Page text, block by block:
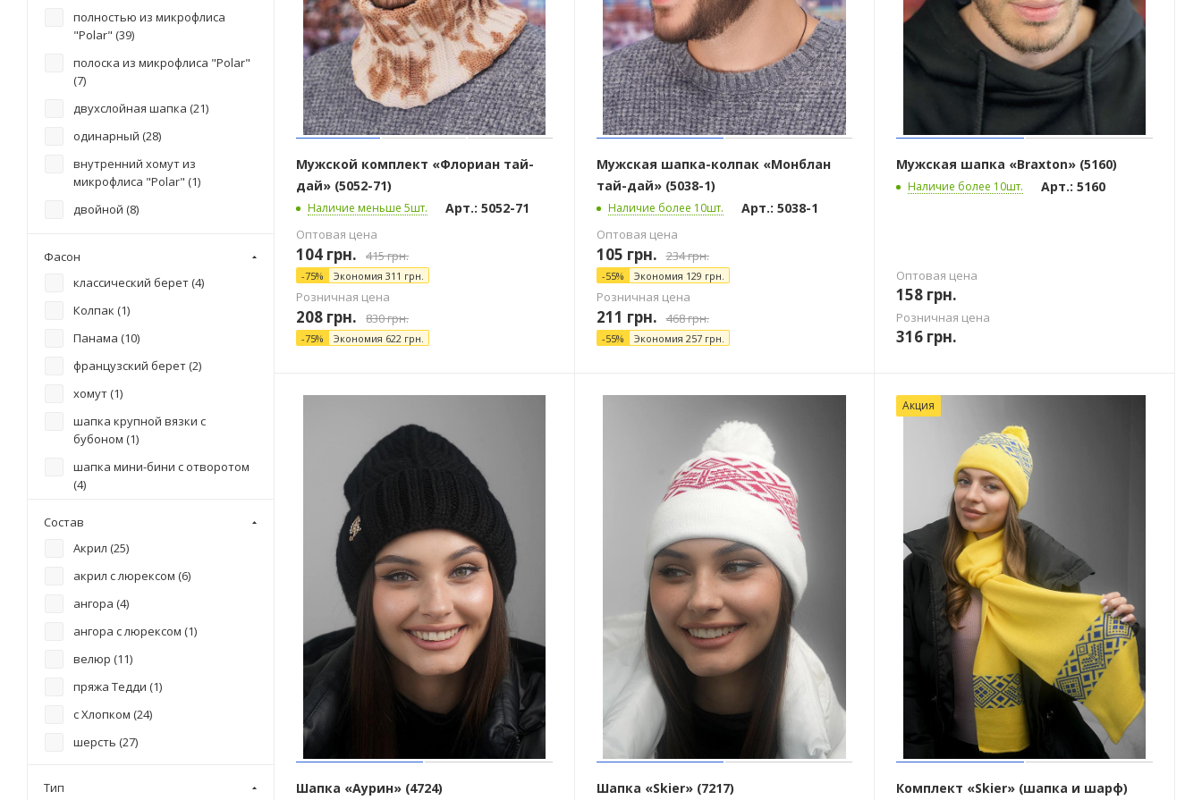
Мужской комплект «Флориан тай-
дай» (5052-71)
Наличие меньше 5шт. Арт.: 5052-71
Оптовая цена
104 грн. 415грн.
-75% Экономия 311 грн.
Розничная цена
208 грн. 830грн.
-75% Экономия 622 грн.
Мужская шапка-колпак «Монблан
тай-дай» (5038-1)
Наличие более 10шт. Арт.: 5038-1
Оптовая цена
105 грн. 234грн.
-55% Экономия 129 грн.
Розничная цена
211 грн. 468грн.
-55% Экономия 257грн.
Мужская шапка «Braxton» (5160)
Наличие более 10шт. Арт.: 5160
Оптовая цена
158 грн.
Розничная цена
316 грн.
Шапка «Аурин» (4724) Шапка «Skier» (7217)
Акция
Комплект «Skier» (шапка и шарф)
полностью из микрофлиса
"Polar" (39)
полоска из микрофлиса "Polar"
(7)
двухслойная шапка (21)
одинарный (28)
внутренний хомут из
микрофлиса "Polar" (1)
двойной (8)
Фасон
классический берет (4)
Колпак (1)
Панама (10)
французский берет (2)
хомут (1)
шапка крупной вязки с
бубоном (1)
шапка мини-бини с отворотом
(4)
(3)
шапка по голове с подворотом
(1)
шапка с бубоном (
шапка с бубоном и палантин
Состав
Акрил (25)
акрил с люрексом (6)
ангора (4)
ангора с люрексом (1)
велюр (11)
пряжа Тедди (1)
с Хлопком (24)
шерсть (27)
Тип